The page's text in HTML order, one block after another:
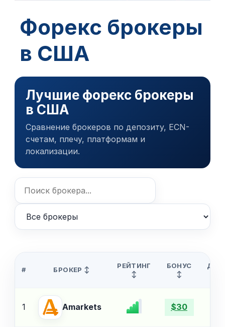
Форекс брокеры
в США
Лучшие форекс брокеры
в США
Сравнение брокеров по депозиту, ECN-
счетам, плечу, платформам и
локализации.
# БРОКЕР ↕
РЕЙТИНГ
↕
БОНУС
↕
1 Amarkets $30